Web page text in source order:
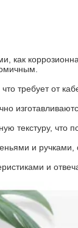
как
требует от
текстуру, что
и ручками,
и